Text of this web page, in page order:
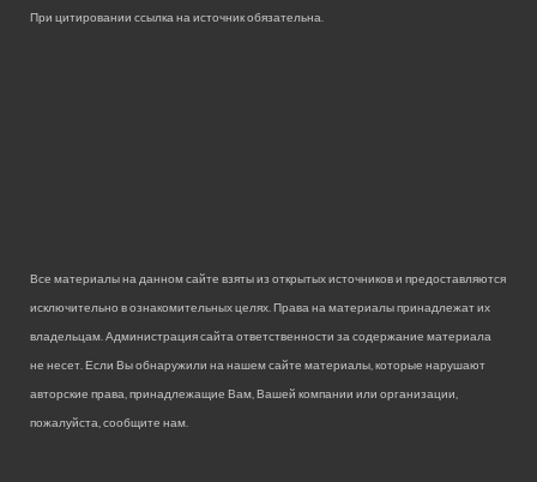
При цитировании ссылка на источник обязательна.
Все материалы на данном сайте взяты из открытых источников и предоставляются
исключительно в ознакомительных целях. Права на материалы принадлежат их
владельцам. Администрация сайта ответственности за содержание материала
не несет. Если Вы обнаружили на нашем сайте материалы, которые нарушают
авторские права, принадлежащие Вам, Вашей компании или организации,
пожалуйста, сообщите нам.